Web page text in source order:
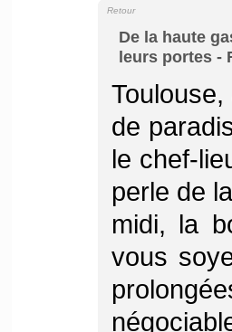
De la haute
leurs portes -
Retour
de
le chef-
perle de
midi, la
vous